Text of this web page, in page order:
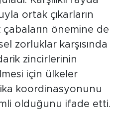
ortak çıkarların
çabaların önemine de
zorluklar karşısında
zincirlerinin
için ülkeler
koordinasyonunu
olduğunu ifade etti.